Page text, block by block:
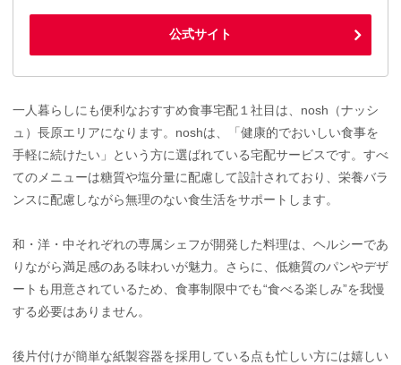
公式サイト
一人暮らしにも便利なおすすめ食事宅配１社目は、nosh（ナッシ
ュ）長原エリアになります。noshは、「健康的でおいしい食事を
手軽に続けたい」という方に選ばれている宅配サービスです。すべ
てのメニューは糖質や塩分量に配慮して設計されており、栄養バラ
ンスに配慮しながら無理のない食生活をサポートします。
和・洋・中それぞれの専属シェフが開発した料理は、ヘルシーであ
りながら満足感のある味わいが魅力。さらに、低糖質のパンやデザ
ートも用意されているため、食事制限中でも“食べる楽しみ”を我慢
する必要はありません。
後片付けが簡単な紙製容器を採用している点も忙しい方には嬉しい